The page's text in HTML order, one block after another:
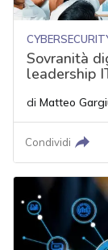
Sovranità
leadership
di Matteo
Condividi